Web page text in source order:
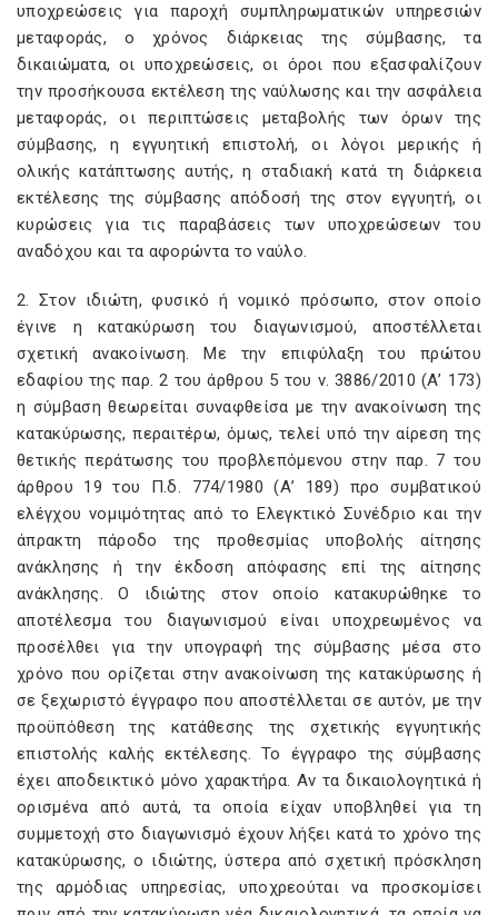
υποχρεώσεις για παροχή συμπληρωματικών υπηρεσιών
μεταφοράς, ο χρόνος διάρκειας της σύμβασης, τα
δικαιώματα, οι υποχρεώσεις, οι όροι που εξασφαλίζουν
την προσήκουσα εκτέλεση της ναύλωσης και την ασφάλεια
μεταφοράς, οι περιπτώσεις μεταβολής των όρων της
σύμβασης, η εγγυητική επιστολή, οι λόγοι μερικής ή
ολικής κατάπτωσης αυτής, η σταδιακή κατά τη διάρκεια
εκτέλεσης της σύμβασης απόδοσή της στον εγγυητή, οι
κυρώσεις για τις παραβάσεις των υποχρεώσεων του
αναδόχου και τα αφορώντα το ναύλο.
2. Στον ιδιώτη, φυσικό ή νομικό πρόσωπο, στον οποίο
έγινε η κατακύρωση του διαγωνισμού, αποστέλλεται
σχετική ανακοίνωση. Με την επιφύλαξη του πρώτου
εδαφίου της παρ. 2 του άρθρου 5 του ν. 3886/2010 (Α’ 173)
η σύμβαση θεωρείται συναφθείσα με την ανακοίνωση της
κατακύρωσης, περαιτέρω, όμως, τελεί υπό την αίρεση της
θετικής περάτωσης του προβλεπόμενου στην παρ. 7 του
άρθρου 19 του Π.δ. 774/1980 (Α’ 189) προ συμβατικού
ελέγχου νομιμότητας από το Ελεγκτικό Συνέδριο και την
άπρακτη πάροδο της προθεσμίας υποβολής αίτησης
ανάκλησης ή την έκδοση απόφασης επί της αίτησης
ανάκλησης. Ο ιδιώτης στον οποίο κατακυρώθηκε το
αποτέλεσμα του διαγωνισμού είναι υποχρεωμένος να
προσέλθει για την υπογραφή της σύμβασης μέσα στο
χρόνο που ορίζεται στην ανακοίνωση της κατακύρωσης ή
σε ξεχωριστό έγγραφο που αποστέλλεται σε αυτόν, με την
προϋπόθεση της κατάθεσης της σχετικής εγγυητικής
επιστολής καλής εκτέλεσης. Το έγγραφο της σύμβασης
έχει αποδεικτικό μόνο χαρακτήρα. Αν τα δικαιολογητικά ή
ορισμένα από αυτά, τα οποία είχαν υποβληθεί για τη
συμμετοχή στο διαγωνισμό έχουν λήξει κατά το χρόνο της
κατακύρωσης, ο ιδιώτης, ύστερα από σχετική πρόσκληση
της αρμόδιας υπηρεσίας, υποχρεούται να προσκομίσει